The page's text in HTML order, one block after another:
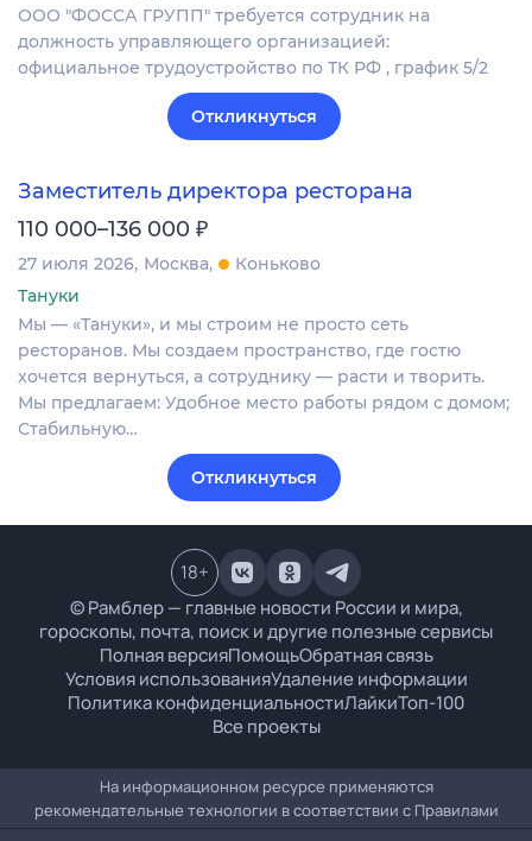
ООО "ФОССА ГРУПП" требуется сотрудник на
должность управляющего организацией:
официальное трудоустройство по ТК РФ , график 5/2
Откликнуться
Заместитель директора ресторана
110 000–136 000 ₽
27 июля 2026 Москва
Коньково
Тануки
Мы — «Тануки», и мы строим не просто сеть
ресторанов. Мы создаем пространство, где гостю
хочется вернуться, а сотруднику — расти и творить.
Мы предлагаем: Удобное место работы рядом с домом;
Стабильную…
Откликнуться
© Рамблер — главные новости России и мира,
гороскопы, почта, поиск и другие полезные сервисы
Полная версияПомощьОбратная связь
Условия использованияУдаление информации
Политика конфиденциальностиЛайкиТоп-100
Все проекты
18+
На информационном ресурсе применяются
рекомендательные технологии в соответствии с Правилами